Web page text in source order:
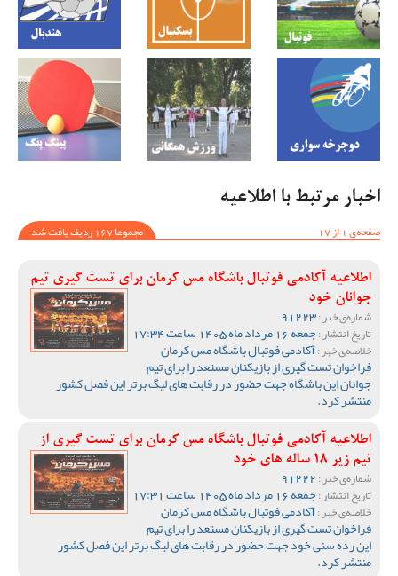
اخبار مرتبط با اطلاعیه
صفحه‌ی 1 از 17
مجموعا 167 ردیف یافت شد
اطلاعیه آکادمی فوتبال باشگاه مس کرمان برای تست گیری تیم
جوانان خود
شماره‌ی خبر :
تاریخ انتشار :جمعه 16 مرداد ماه 1405 ساعت 17:34
خلاصه‌ی خبر :آکادمی فوتبال باشگاه مس کرمان
فراخوان تست گیری از بازیکنان مستعد را برای تیم
جوانان این باشگاه جهت حضور در رقابت های لیگ برتر این فصل کشور
منتشر کرد.
اطلاعیه آکادمی فوتبال باشگاه مس کرمان برای تست گیری از
تیم زیر 18 ساله های خود
شماره‌ی خبر :
تاریخ انتشار :جمعه 16 مرداد ماه 1405 ساعت 17:31
خلاصه‌ی خبر :آکادمی فوتبال باشگاه مس کرمان
فراخوان تست گیری از بازیکنان مستعد را برای تیم
این رده سنی خود جهت حضور در رقابت های لیگ برتر این فصل کشور
منتشر کرد.